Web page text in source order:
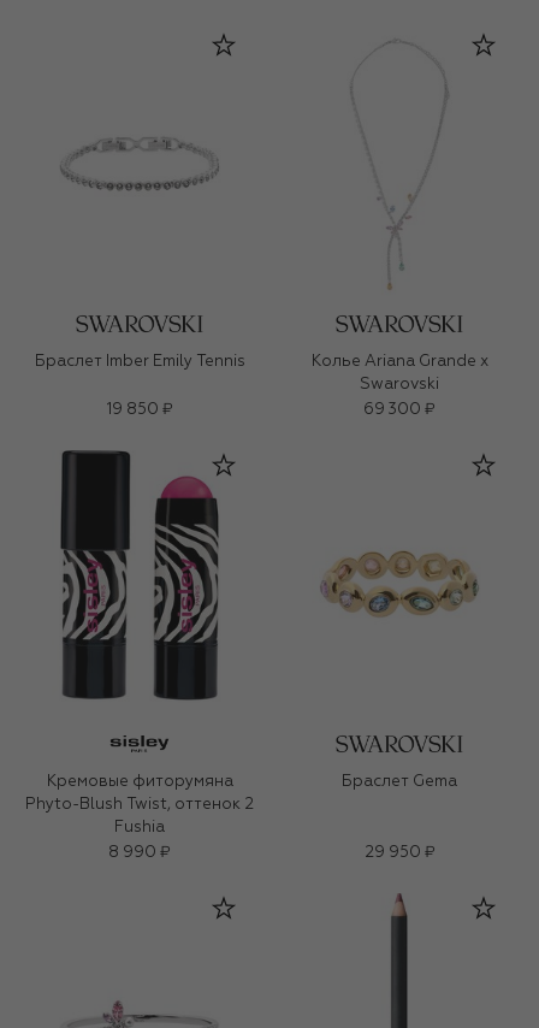
Браслет Imber Emily Tennis
19 850 ₽
Колье Ariana Grande x
Swarovski
69 300 ₽
Кремовые фиторумяна
Phyto-Blush Twist, оттенок 2
Fushia
8 990 ₽
Браслет Gema
29 950 ₽